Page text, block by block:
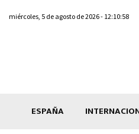
miércoles, 5 de agosto de 2026 - 12:10:58
ESPAÑA